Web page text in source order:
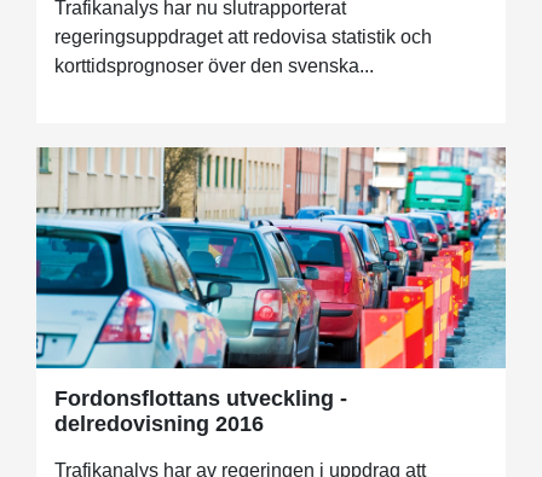
Trafikanalys har nu slutrapporterat
regeringsuppdraget att redovisa statistik och
korttidsprognoser över den svenska...
Fordonsflottans utveckling -
delredovisning 2016
Trafikanalys har av regeringen i uppdrag att